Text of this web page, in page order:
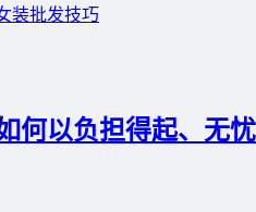
装批发技巧
何以负担得起、无